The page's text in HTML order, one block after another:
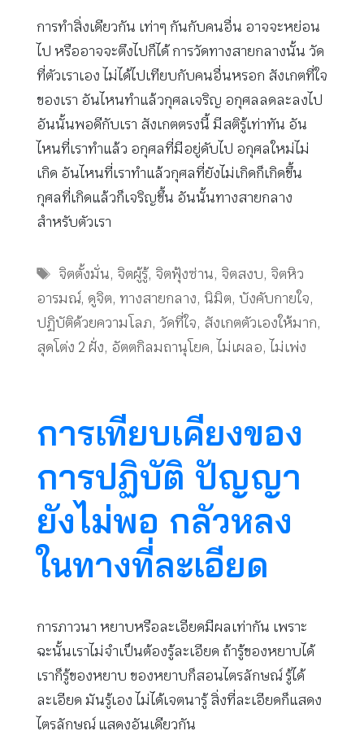
การทำสิ่งเดียวกัน เท่าๆ กันกับคนอื่น อาจจะหย่อน
ไป หรืออาจจะตึงไปก็ได้ การวัดทางสายกลางนั้น วัด
ที่ตัวเราเอง ไม่ได้ไปเทียบกับคนอื่นหรอก สังเกตที่ใจ
ของเรา อันไหนทำแล้วกุศลเจริญ อกุศลลดละลงไป
อันนั้นพอดีกับเรา สังเกตตรงนี้ มีสติรู้เท่าทัน อัน
ไหนที่เราทำแล้ว อกุศลที่มีอยู่ดับไป อกุศลใหม่ไม่
เกิด อันไหนที่เราทำแล้วกุศลที่ยังไม่เกิดก็เกิดขึ้น
กุศลที่เกิดแล้วก็เจริญขึ้น อันนั้นทางสายกลาง
สำหรับตัวเรา
Tags
จิตตั้งมั่น, จิตผู้รู้, จิตฟุ้งซ่าน, จิตสงบ, จิตหิว
อารมณ์, ดูจิต, ทางสายกลาง, นิมิต, บังคับกายใจ,
ปฏิบัติด้วยความโลภ, วัดที่ใจ, สังเกตตัวเองให้มาก,
สุดโต่ง 2 ฝั่ง, อัตตกิลมถานุโยค, ไม่เผลอ, ไม่เพ่ง
การเทียบเคียงของ
การปฏิบัติ ปัญญา
ยังไม่พอ กลัวหลง
ในทางที่ละเอียด
การภาวนา หยาบหรือละเอียดมีผลเท่ากัน เพราะ
ฉะนั้นเราไม่จำเป็นต้องรู้ละเอียด ถ้ารู้ของหยาบได้
เราก็รู้ของหยาบ ของหยาบก็สอนไตรลักษณ์ รู้ได้
ละเอียด มันรู้เอง ไม่ได้เจตนารู้ สิ่งที่ละเอียดก็แสดง
ไตรลักษณ์ แสดงอันเดียวกัน